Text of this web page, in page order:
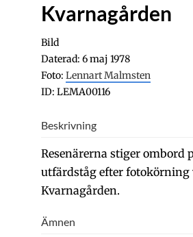
Kvarnagården
Bild
Daterad: 6 maj 1978
Foto: Lennart Malmsten
ID: LEMA00116
Beskrivning
Resenärerna stiger ombord
utfärdståg efter fotokörning
Kvarnagården.
Ämnen